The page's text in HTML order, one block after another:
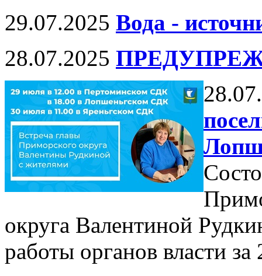
29.07.2025 Вода -
28.07.2025
округа Валентиной
работы органов власти за